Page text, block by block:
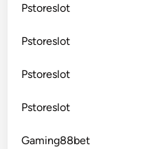
Pstoreslot
Pstoreslot
Pstoreslot
Pstoreslot
Gaming88bet